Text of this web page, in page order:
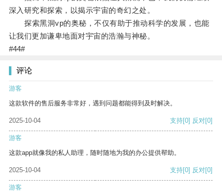
深入研究和探索，以揭示宇宙的奇幻之处。
探索黑洞vp的奥秘，不仅有助于推动科学的发展，也能
让我们更加谦卑地面对宇宙的浩瀚与神秘。
#44#
评论
游客
这款软件的售后服务非常好，遇到问题都能得到及时解决。
2025-10-04 支持[0] 反对[0]
游客
这款app就像我的私人助理，随时随地为我的办公提供帮助。
2025-10-04 支持[0] 反对[0]
游客